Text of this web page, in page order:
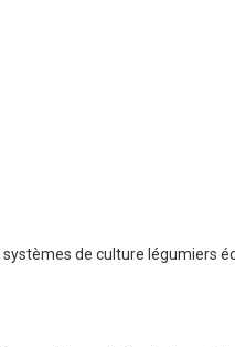
de culture légumiers